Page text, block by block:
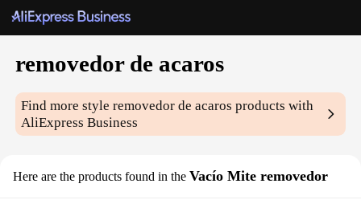
removedor de acaros
Find more styleremovedor de acaros products with
AliExpress Business
Here are the products found in the Vacío Mite removedor